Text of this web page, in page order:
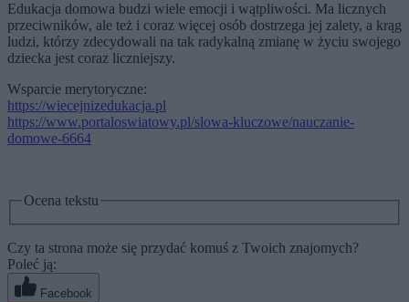
Edukacja domowa budzi wiele emocji i wątpliwości. Ma licznych
przeciwników, ale też i coraz więcej osób dostrzega jej zalety, a krąg
ludzi, którzy zdecydowali na tak radykalną zmianę w życiu swojego
dziecka jest coraz liczniejszy.
Wsparcie merytoryczne:
https://wiecejnizedukacja.pl
https://www.portaloswiatowy.pl/slowa-kluczowe/nauczanie-
domowe-6664
Ocena tekstu
Czy ta strona może się przydać komuś z Twoich znajomych?
Poleć ją:
Facebook